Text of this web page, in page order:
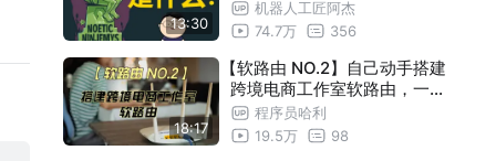
13:30
机器人工匠阿杰
74.7万
356
18:17
【软路由 NO.2】自己动手搭建
跨境电商工作室软路由，一设
备一住宅IP。
程序员哈利
19.5万
98